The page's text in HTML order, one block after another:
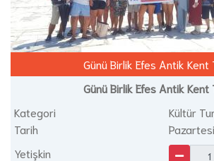
Günü Birlik Efes Antik Kent
Günü Birlik Efes Antik Kent
Kategori
Kültür
Tarih
Yetişkin